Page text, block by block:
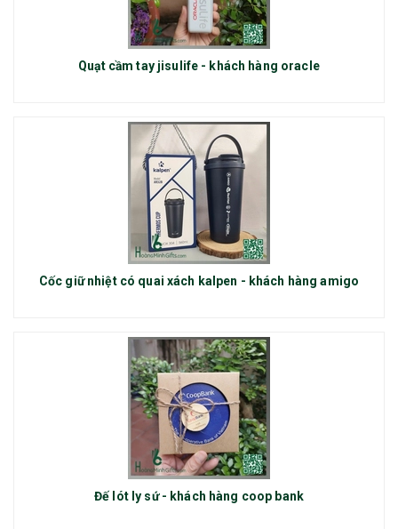
Quạt cầm tay jisulife - khách hàng oracle
Cốc giữ nhiệt có quai xách kalpen - khách hàng amigo
Đế lót ly sứ - khách hàng coop bank